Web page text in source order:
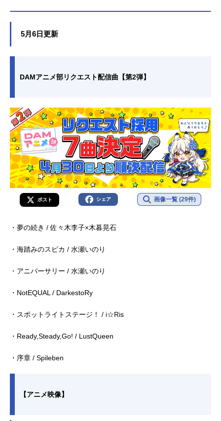
5月6日更新
DAMアニメ部リクエスト配信曲【第2弾】
ポスト シェア 画像一覧 (29件)
・夢の続き / 佐々木李子×木暮晃石
・海踏みのスピカ / 水瀬いのり
・アニバーサリー / 水瀬いのり
・NotEQUAL / DarkestoRy
・スポットライトステージ！ / i☆Ris
・Ready,Steady,Go! / LustQueen
・序章 / Spileben
【アニメ映像】